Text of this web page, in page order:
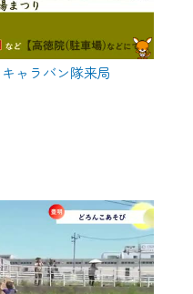
ャラバン隊来局